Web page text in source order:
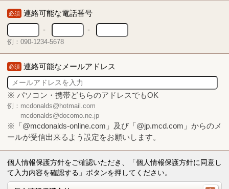
必須 連絡可能な電話番号
-
-
例：090-1234-5678
必須 連絡可能なメールアドレス
※ パソコン・携帯どちらのアドレスでもOK
例：mcdonalds@hotmail.com
mcdonalds@docomo.ne.jp
※「@mcdonalds-online.com」及び「@jp.mcd.com」からのメ
ールが受信出来るよう設定をお願いします。
個人情報保護方針をご確認いただき、「個人情報保護方針に同意し
て入力内容を確認する」ボタンを押してください。